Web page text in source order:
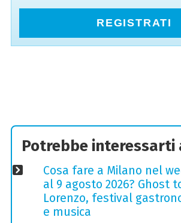
REGISTRATI
Potrebbe interessarti
Cosa fare a Milano nel
al 9 agosto 2026? Ghost
Lorenzo, festival
e musica